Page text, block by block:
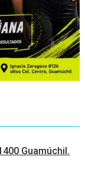
Guamúchil.